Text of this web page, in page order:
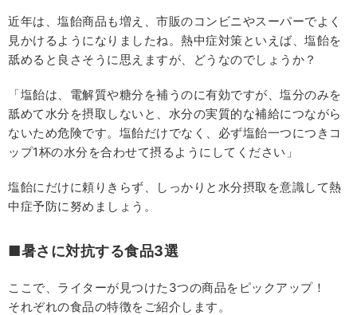
近年は、塩飴商品も増え、市販のコンビニやスーパーでよく
見かけるようになりましたね。熱中症対策といえば、塩飴を
舐めると良さそうに思えますが、どうなのでしょうか？
「塩飴は、電解質や糖分を補うのに有効ですが、塩分のみを
舐めて水分を摂取しないと、水分の実質的な補給につながら
ないため危険です。塩飴だけでなく、必ず塩飴一つにつきコ
ップ1杯の水分を合わせて摂るようにしてください」
塩飴にだけに頼りきらず、しっかりと水分摂取を意識して熱
中症予防に努めましょう。
■暑さに対抗する食品3選
ここで、ライターが見つけた3つの商品をピックアップ！
それぞれの食品の特徴をご紹介します。